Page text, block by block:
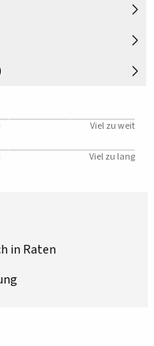
Viel zu weit
Viel zu lang
in Raten